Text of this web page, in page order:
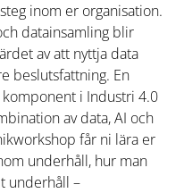
inom er organisation.
datainsamling blir
av att nyttja data
beslutsfattning. En
i Industri 4.0
av data, AI och
får ni lära er
underhåll, hur man
underhåll –